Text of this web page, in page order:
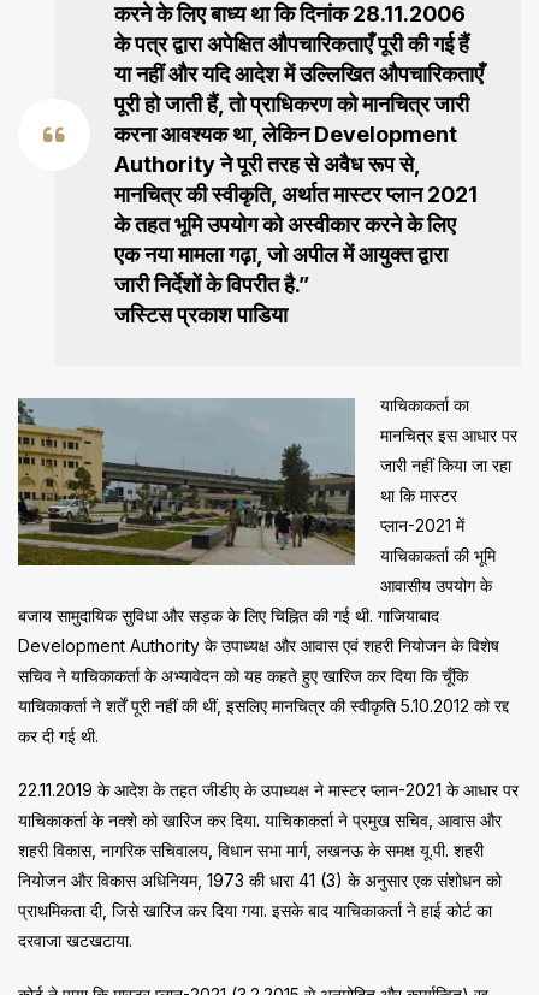
करने के लिए बाध्य था कि दिनांक 28.11.2006
के पत्र द्वारा अपेक्षित औपचारिकताएँ पूरी की गई हैं
या नहीं और यदि आदेश में उल्लिखित औपचारिकताएँ
पूरी हो जाती हैं, तो प्राधिकरण को मानचित्र जारी
करना आवश्यक था, लेकिन Development
Authority ने पूरी तरह से अवैध रूप से,
मानचित्र की स्वीकृति, अर्थात मास्टर प्लान 2021
के तहत भूमि उपयोग को अस्वीकार करने के लिए
एक नया मामला गढ़ा, जो अपील में आयुक्त द्वारा
जारी निर्देशों के विपरीत है.”
जस्टिस प्रकाश पाडिया
याचिकाकर्ता का
मानचित्र इस आधार पर
जारी नहीं किया जा रहा
था कि मास्टर
प्लान-2021 में
याचिकाकर्ता की भूमि
आवासीय उपयोग के
बजाय सामुदायिक सुविधा और सड़क के लिए चिह्नित की गई थी. गाजियाबाद
Development Authority के उपाध्यक्ष और आवास एवं शहरी नियोजन के विशेष
सचिव ने याचिकाकर्ता के अभ्यावेदन को यह कहते हुए खारिज कर दिया कि चूँकि
याचिकाकर्ता ने शर्तें पूरी नहीं की थीं, इसलिए मानचित्र की स्वीकृति 5.10.2012 को रद्द
कर दी गई थी.
22.11.2019 के आदेश के तहत जीडीए के उपाध्यक्ष ने मास्टर प्लान-2021 के आधार पर
याचिकाकर्ता के नक्शे को खारिज कर दिया. याचिकाकर्ता ने प्रमुख सचिव, आवास और
शहरी विकास, नागरिक सचिवालय, विधान सभा मार्ग, लखनऊ के समक्ष यू.पी. शहरी
नियोजन और विकास अधिनियम, 1973 की धारा 41 (3) के अनुसार एक संशोधन को
प्राथमिकता दी, जिसे खारिज कर दिया गया. इसके बाद याचिकाकर्ता ने हाई कोर्ट का
दरवाजा खटखटाया.